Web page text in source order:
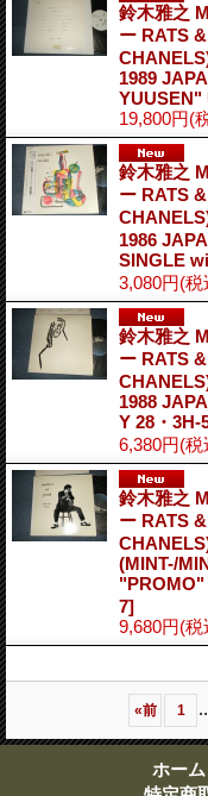
鈴木雅之
ー RATS
1989
YUUSEN"
19,800円(
鈴木雅之
ー RATS
1986
SINGLE
3,080円(税
鈴木雅之
ー RATS
1988
Y 28・3H-
6,380円(税
鈴木雅之
ー RATS
(MINT-/
"PROMO"
7]
9,680円(税
«前 1
ホーム